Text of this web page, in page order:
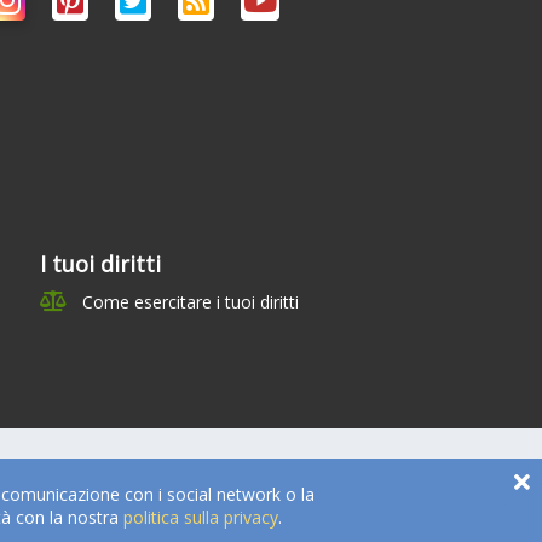
con i social network o la
con la nostra politica sulla privacy.
I tuoi diritti
Come esercitare i tuoi diritti